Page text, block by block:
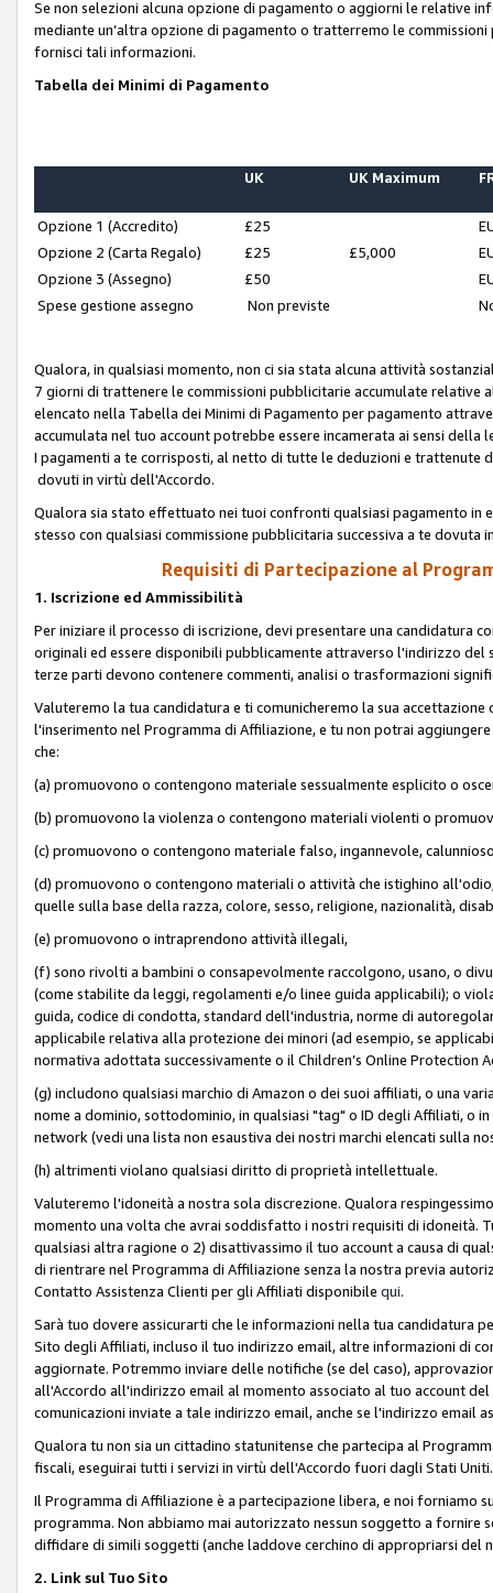
Se non selezioni alcuna opzione di pagamento o aggiorni le relative
mediante un’altra opzione di pagamento o tratterremo le
fornisci tali informazioni.
Tabella dei Minimi di Pagamento
UK UK Maximum
Opzione 1 (Accredito) £25
Opzione 2 (Carta Regalo)
£25 £5,000
Opzione 3 (Assegno)
£50
Spese gestione assegno
Non previste
Qualora, in qualsiasi momento, non ci sia stata alcuna attività
7 giorni di trattenere le commissioni pubblicitarie accumulate
elencato nella Tabella dei Minimi di Pagamento per pagamento
accumulata nel tuo account potrebbe essere incamerata ai sensi
I pagamenti a te corrisposti, al netto di tutte le deduzioni e trattenute
dovuti in virtù dell'Accordo.
Qualora sia stato effettuato nei tuoi confronti qualsiasi pagamento in
stesso con qualsiasi commissione pubblicitaria successiva a te dovuta
Requisiti di Partecipazione al
1. Iscrizione ed Ammissibilità
Per iniziare il processo di iscrizione, devi presentare una candidatura
originali ed essere disponibili pubblicamente attraverso l'indirizzo
terze parti devono contenere commenti, analisi o trasformazioni
Valuteremo la tua candidatura e ti comunicheremo la sua
l'inserimento nel Programma di Affiliazione, e tu non potrai
che:
(a) promuovono o contengono materiale sessualmente esplicito o
(b) promuovono la violenza o contengono materiali violenti o
(c) promuovono o contengono materiale falso, ingannevole,
(d) promuovono o contengono materiali o attività che istighino
quelle sulla base della razza, colore, sesso, religione, nazionalità,
(e) promuovono o intraprendono attività illegali,
(f) sono rivolti a bambini o consapevolmente raccolgono, usano, o
(come stabilite da leggi, regolamenti e/o linee guida applicabili); o
guida, codice di condotta, standard dell'industria, norme di
applicabile relativa alla protezione dei minori (ad esempio, se
normativa adottata successivamente o il Children’s Online Protection
(g) includono qualsiasi marchio di Amazon o dei suoi affiliati, o una
nome a dominio, sottodominio, in qualsiasi "tag" o ID degli Affiliati, o
network (vedi una lista non esaustiva dei nostri marchi elencati sulla
(h) altrimenti violano qualsiasi diritto di proprietà intellettuale.
Valuteremo l'idoneità a nostra sola discrezione. Qualora
momento una volta che avrai soddisfatto i nostri requisiti di idoneità.
qualsiasi altra ragione o 2) disattivassimo il tuo account a causa di
di rientrare nel Programma di Affiliazione senza la nostra previa
Contatto Assistenza Clienti per gli Affiliati disponibile qui.
Sarà tuo dovere assicurarti che le informazioni nella tua candidatura
Sito degli Affiliati, incluso il tuo indirizzo email, altre informazioni di
aggiornate. Potremmo inviare delle notifiche (se del caso),
all'Accordo all'indirizzo email al momento associato al tuo account
comunicazioni inviate a tale indirizzo email, anche se l'indirizzo email
Qualora tu non sia un cittadino statunitense che partecipa al
fiscali, eseguirai tutti i servizi in virtù dell'Accordo fuori dagli Stati
Il Programma di Affiliazione è a partecipazione libera, e noi forniamo
programma. Non abbiamo mai autorizzato nessun soggetto a fornire
diffidare di simili soggetti (anche laddove cerchino di appropriarsi
2. Link sul Tuo Sito